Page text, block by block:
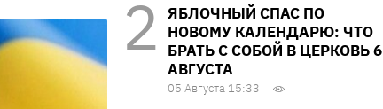
ЯБЛОЧНЫЙ СПАС ПО
НОВОМУ КАЛЕНДАРЮ: ЧТО
БРАТЬ С СОБОЙ В ЦЕРКОВЬ 6
АВГУСТА
05 Августа 15:33